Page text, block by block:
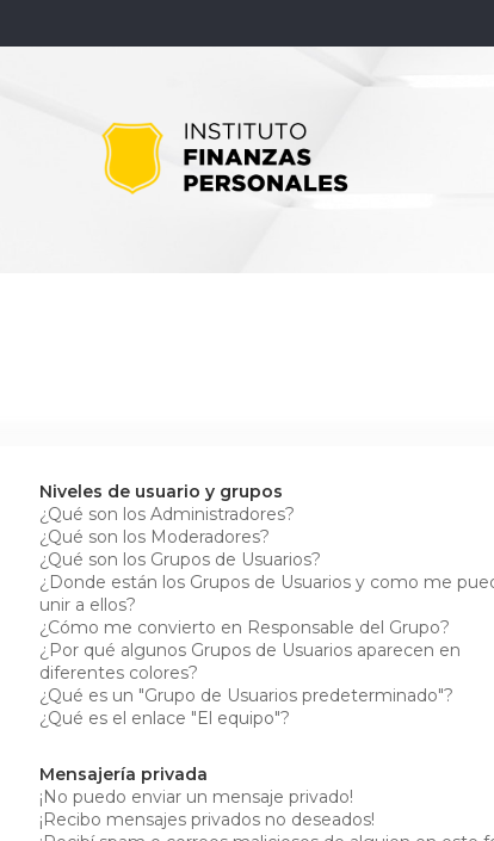
Niveles de usuario y grupos
¿Qué son los Administradores?
¿Qué son los Moderadores?
¿Qué son los Grupos de Usuarios?
¿Donde están los Grupos de Usuarios y como me
unir a ellos?
¿Cómo me convierto en Responsable del Grupo?
¿Por qué algunos Grupos de Usuarios aparecen en
diferentes colores?
¿Qué es un "Grupo de Usuarios predeterminado"?
¿Qué es el enlace "El equipo"?
Mensajería privada
¡No puedo enviar un mensaje privado!
¡Recibo mensajes privados no deseados!